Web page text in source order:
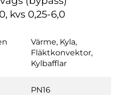
kvs 0,25-6,0
Värme, Kyla,
Fläktkonvektor,
Kylbafflar
PN16